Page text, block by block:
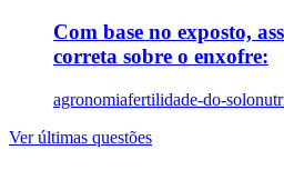
Com base no exposto,
correta sobre o enxofre:
agronomiafertilidade-do-solo
Ver últimas questões